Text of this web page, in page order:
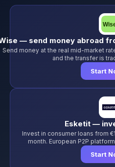
— send money abroad
Send money at the real mid-market
and the transfer is
Start
Esketit —
Invest in consumer loans from
month. European P2P
Start